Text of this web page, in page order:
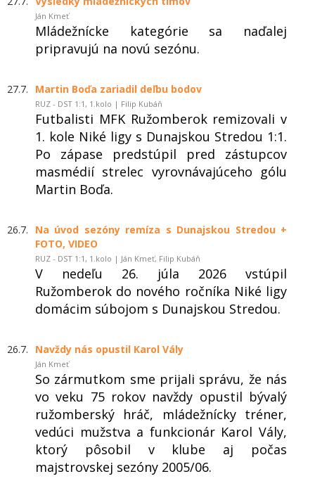
Ján Kmeť
Mládežnícke kategórie sa naďalej
pripravujú na novú sezónu.
27.7. Martin Boďa zariadil deľbu bodov
RUZ - DST 1:1, 1.kolo | Filip Kubáň
Futbalisti MFK Ružomberok remizovali v
1. kole Niké ligy s Dunajskou Stredou 1:1.
Po zápase predstúpil pred zástupcov
masmédií strelec vyrovnávajúceho gólu
Martin Boďa.
26.7.
Na úvod sezóny remíza s Dunajskou Stredou +
FOTO, VIDEO
RUZ - DST 1:1, 1.kolo | Ján Kmeť, Filip Kubáň
V nedeľu 26. júla 2026 vstúpil
Ružomberok do nového ročníka Niké ligy
domácim súbojom s Dunajskou Stredou.
26.7. Navždy nás opustil Karol Vály
Ján Kmeť
So zármutkom sme prijali správu, že nás
vo veku 75 rokov navždy opustil bývalý
ružomberský hráč, mládežnícky tréner,
vedúci mužstva a funkcionár Karol Vály,
ktorý pôsobil v klube aj počas
majstrovskej sezóny 2005/06.